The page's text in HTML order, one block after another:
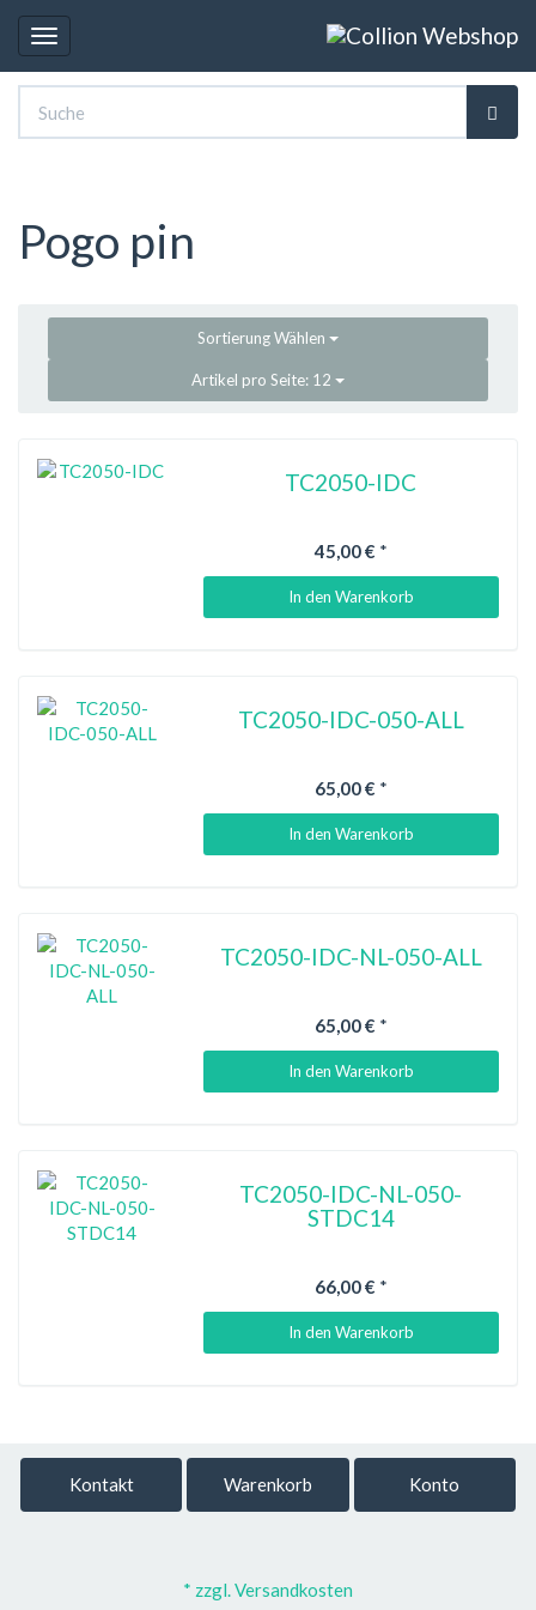
Toggle
navigation
Pogo pin
SortierungWählen
Artikel pro Seite: 12
TC2050-IDC
45,00 € *
In den Warenkorb
TC2050-IDC-050-ALL
65,00 € *
In den Warenkorb
TC2050-IDC-NL-050-ALL
65,00 € *
In den Warenkorb
TC2050-IDC-NL-050-
STDC14
66,00 € *
In den Warenkorb
Kontakt Warenkorb Konto
* zzgl. Versandkosten